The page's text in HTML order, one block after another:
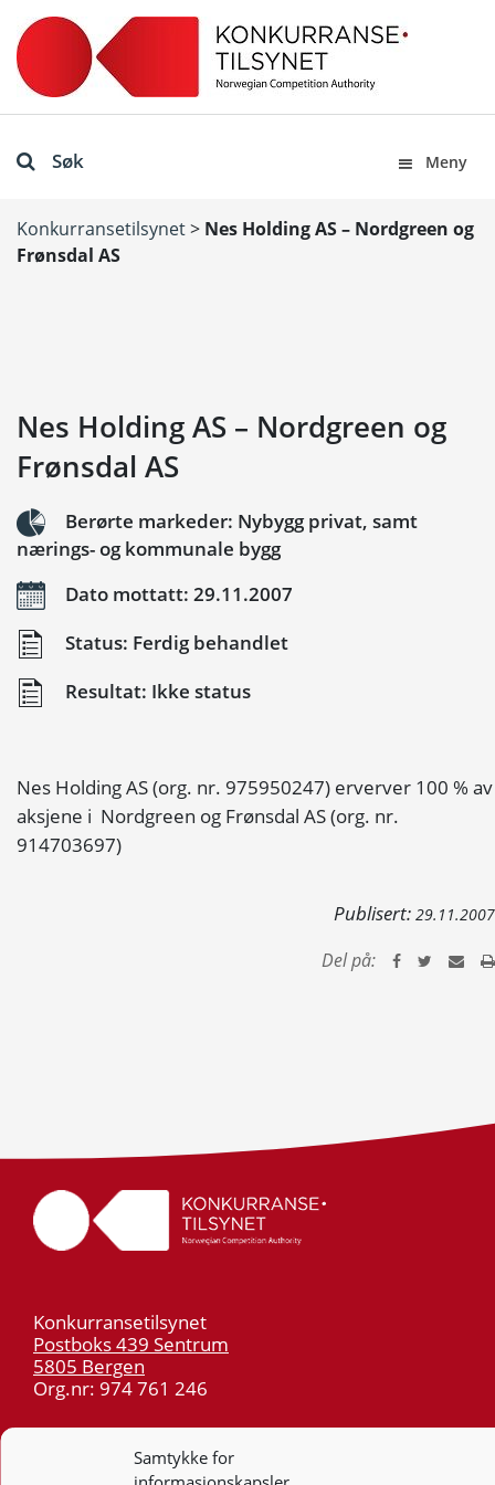
Samtykke for
Søk Meny
Konkurransetilsynet> Nes Holding AS – Nordgreen og
Frønsdal AS
Nes Holding AS – Nordgreen og
Frønsdal AS
Berørte markeder: Nybygg privat, samt
nærings- og kommunale bygg
Dato mottatt: 29.11.2007
Status: Ferdig behandlet
Resultat: Ikke status
Nes Holding AS (org. nr. 975950247) erverver 100 % av
aksjene i Nordgreen og Frønsdal AS (org. nr.
914703697)
Publisert: 29.11.2007
Del på:
Konkurransetilsynet
Postboks 439 Sentrum
5805 Bergen
Org.nr: 974 761 246
55 59 75 00
post@kt.no